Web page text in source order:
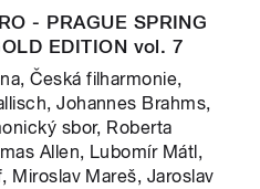
- PRAGUE SPRING
EDITION vol. 7
Česká filharmonie,
Johannes Brahms,
sbor, Roberta
Allen, Lubomír Mátl,
Miroslav Mareš, Jaroslav